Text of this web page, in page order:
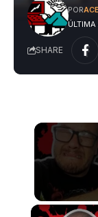
POR
SHARE